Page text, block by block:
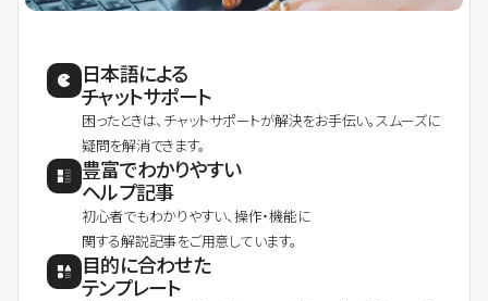
日本語による
チャットサポート
困ったときは、チャットサポートが解決をお手伝い。スムーズに
疑問を解消できます。
豊富でわかりやすい
ヘルプ記事
初心者でもわかりやすい、操作・機能に
関する解説記事をご用意しています。
目的に合わせた
テンプレート